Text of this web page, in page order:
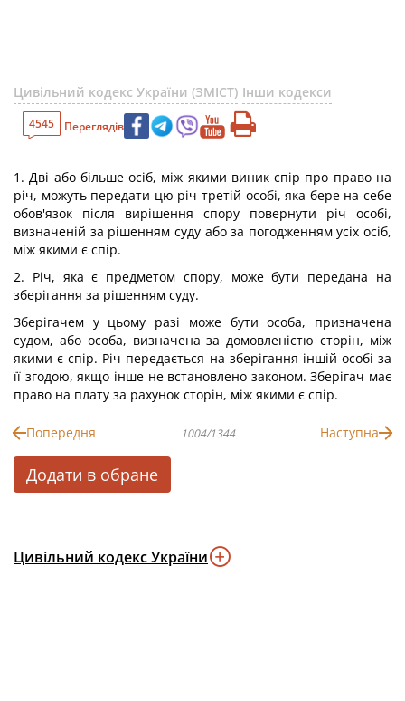
Цивільний кодекс України (ЗМІСТ) Інши кодекси
4545 Переглядів
1. Дві або більше осіб, між якими виник спір про право на
річ, можуть передати цю річ третій особі, яка бере на себе
обов'язок після вирішення спору повернути річ особі,
визначеній за рішенням суду або за погодженням усіх осіб,
між якими є спір.
2. Річ, яка є предметом спору, може бути передана на
зберігання за рішенням суду.
Зберігачем у цьому разі може бути особа, призначена
судом, або особа, визначена за домовленістю сторін, між
якими є спір. Річ передається на зберігання іншій особі за
її згодою, якщо інше не встановлено законом. Зберігач має
право на плату за рахунок сторін, між якими є спір.
Попередня 1004/1344 Наступна
Додати в обране
Цивільний кодекс України